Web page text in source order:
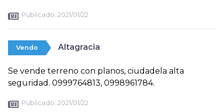
Publicado: 2021/01/22
Vendo Altagracia
Se vende terreno con planos, ciudadela alta
seguridad. 0999764813, 0998961784.
Publicado: 2021/01/22